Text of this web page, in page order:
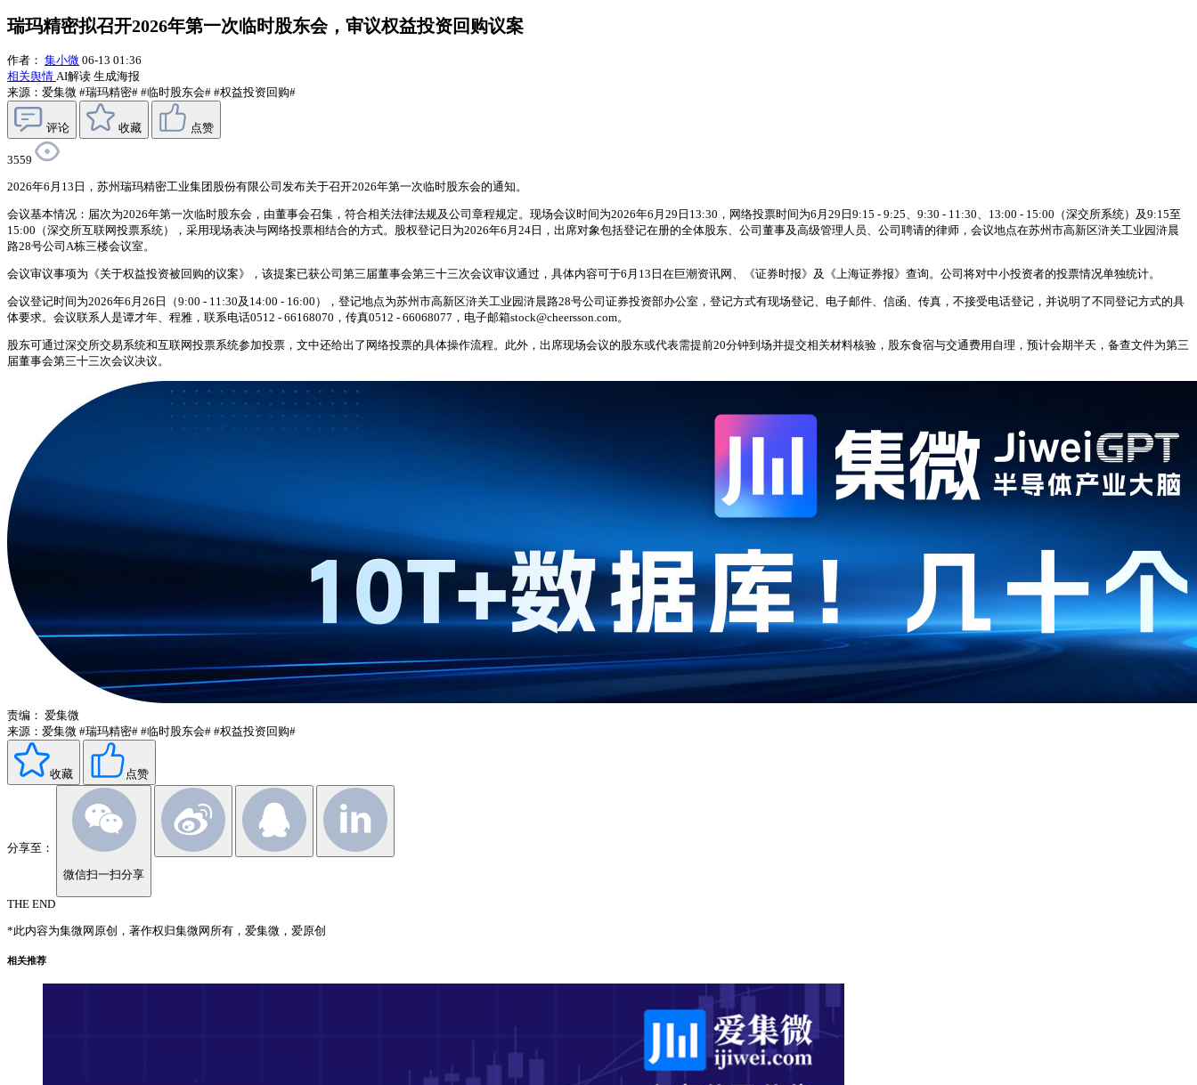
瑞玛精密拟召开2026年第一次临时股东会，审议权益投资回购议案
作者： 集小微 06-13 01:36
相关舆情 AI解读 生成海报
来源：爱集微 #瑞玛精密# #临时股东会# #权益投资回购#
评论 收藏 点赞
3559
2026年6月13日，苏州瑞玛精密工业集团股份有限公司发布关于召开2026年第一次临时股东会的通知。
会议基本情况：届次为2026年第一次临时股东会，由董事会召集，符合相关法律法规及公司章程规定。现场会议时间为2026年6月29日13:30，网络投票时间为6月29日9:15 - 9:25、9:30 - 11:30、13:00 - 15:00（深交所系统）及9:15至
15:00（深交所互联网投票系统），采用现场表决与网络投票相结合的方式。股权登记日为2026年6月24日，出席对象包括登记在册的全体股东、公司董事及高级管理人员、公司聘请的律师，会议地点在苏州市高新区浒关工业园浒晨
路28号公司A栋三楼会议室。
会议审议事项为《关于权益投资被回购的议案》，该提案已获公司第三届董事会第三十三次会议审议通过，具体内容可于6月13日在巨潮资讯网、《证券时报》及《上海证券报》查询。公司将对中小投资者的投票情况单独统计。
会议登记时间为2026年6月26日（9:00 - 11:30及14:00 - 16:00），登记地点为苏州市高新区浒关工业园浒晨路28号公司证券投资部办公室，登记方式有现场登记、电子邮件、信函、传真，不接受电话登记，并说明了不同登记方式的具
体要求。会议联系人是谭才年、程雅，联系电话0512 - 66168070，传真0512 - 66068077，电子邮箱stock@cheersson.com。
股东可通过深交所交易系统和互联网投票系统参加投票，文中还给出了网络投票的具体操作流程。此外，出席现场会议的股东或代表需提前20分钟到场并提交相关材料核验，股东食宿与交通费用自理，预计会期半天，备查文件为第三
届董事会第三十三次会议决议。
责编： 爱集微
来源：爱集微 #瑞玛精密# #临时股东会# #权益投资回购#
收藏 点赞
分享至：
微信扫一扫分享
THE END
*此内容为集微网原创，著作权归集微网所有，爱集微，爱原创
相关推荐